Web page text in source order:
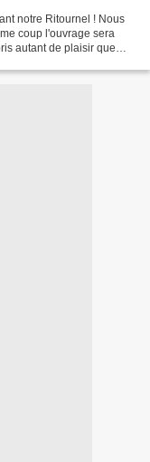
notre Ritournel ! Nous
coup l'ouvrage sera
autant de plaisir que